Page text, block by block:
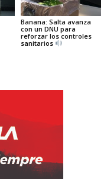
Banana: Salta avanza
con un DNU para
reforzar los controles
sanitarios